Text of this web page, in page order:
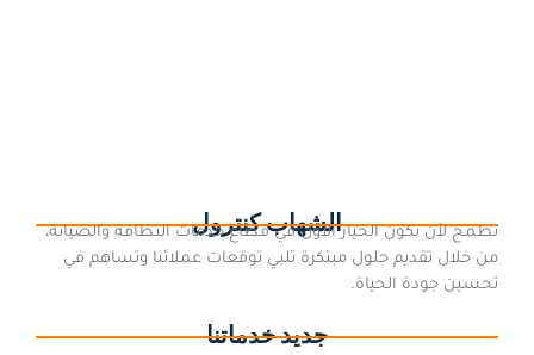
الشهاب كنترول
نطمح لأن نكون الخيار الأول في قطاع خدمات النظافة والصيانة،
من خلال تقديم حلول مبتكرة تلبي توقعات عملائنا وتساهم في
تحسين جودة الحياة.
جديد خدماتنا